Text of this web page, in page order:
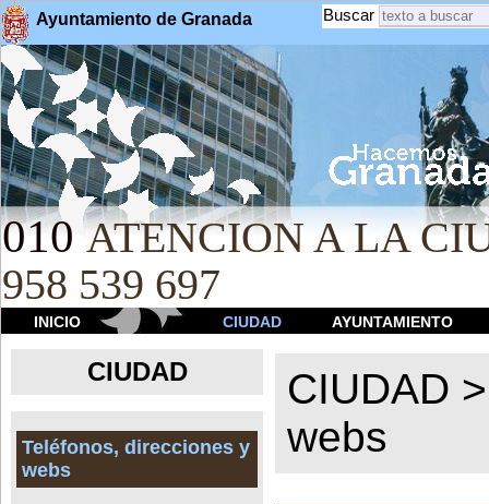
Ayuntamiento de Granada Buscar
010 ATENCION A LA
958 539 697
INICIO CIUDAD AYUNTAMIENTO
CIUDAD
Teléfonos, direcciones y
webs
CIUDAD
webs